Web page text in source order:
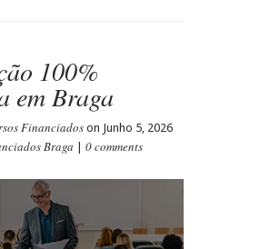
100%
em Braga
Financiados on Junho 5, 2026
Braga 0 comments